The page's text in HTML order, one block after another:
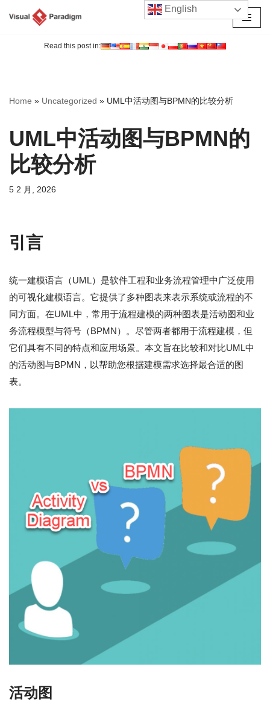
Read this post in:
Home » Uncategorized » UML中活动图与BPMN的比较分析
UML中活动图与BPMN的
比较分析
5 2 月, 2026
引言
统一建模语言（UML）是软件工程和业务流程管理中广泛使用
的可视化建模语言。它提供了多种图表来表示系统或流程的不
同方面。在UML中，常用于流程建模的两种图表是活动图和业
务流程模型与符号（BPMN）。尽管两者都用于流程建模，但
它们具有不同的特点和应用场景。本文旨在比较和对比UML中
的活动图与BPMN，以帮助您根据建模需求选择最合适的图
表。
活动图
English